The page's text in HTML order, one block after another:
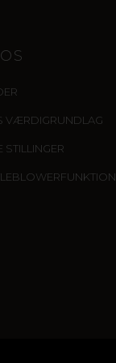
VÆRDIGRUNDLAG
STILLINGER